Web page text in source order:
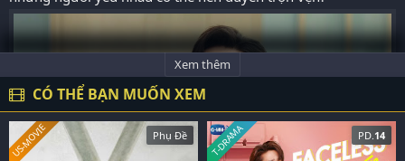
Xem thêm
CÓ THỂ BẠN MUỐN XEM
Phụ Đề
US-MOVIE PD. 14
T-DRAMA